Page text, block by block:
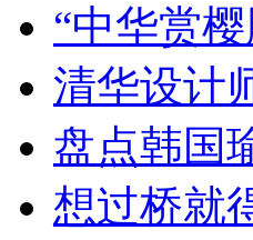
“中华赏
清华设计
盘点韩国
想过桥就